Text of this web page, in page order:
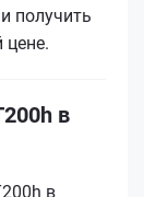
получить
цене.
в
в